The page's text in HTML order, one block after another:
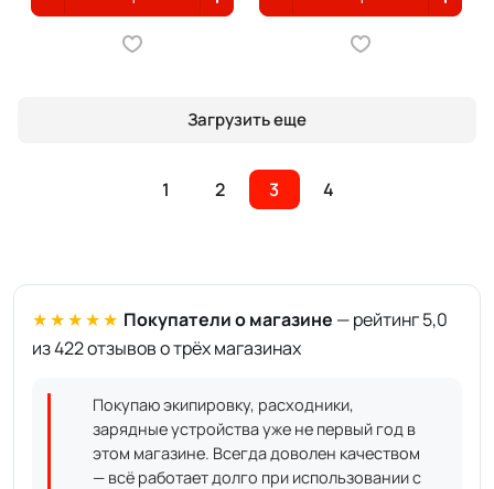
Загрузить еще
1 2 3 4
★★★★★ Покупатели о магазине — рейтинг 5,0
из 422 отзывов о трёх магазинах
Покупаю экипировку, расходники,
зарядные устройства уже не первый год в
этом магазине. Всегда доволен качеством
— всё работает долго при использовании с